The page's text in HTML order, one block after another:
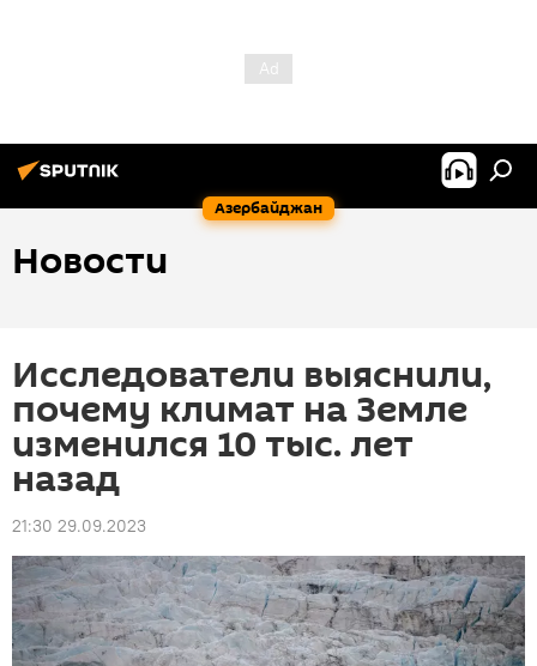
Азербайджан
Новости
Исследователи выяснили,
почему климат на Земле
изменился 10 тыс. лет
назад
21:30 29.09.2023